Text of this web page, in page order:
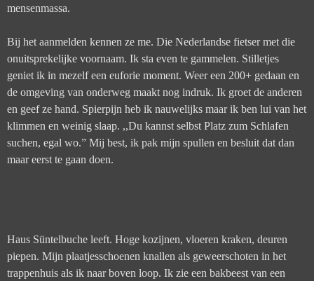
mensenmassa.
Bij het aanmelden kennen ze me. Die Nederlandse fietser met die
onuitsprekelijke voornaam. Ik sta even te gammelen. Stilletjes
geniet ik in mezelf een euforie moment. Weer een 200+ gedaan en
de omgeving van onderweg maakt nog indruk. Ik groet de anderen
en geef ze hand. Spierpijn heb ik nauwelijks maar ik ben lui van het
klimmen en weinig slaap. ,,Du kannst selbst Platz zum Schlafen
suchen, egal wo.” Mij best, ik pak mijn spullen en besluit dat dan
maar eerst te gaan doen.
Haus Süntelbuche leeft. Hoge kozijnen, vloeren kraken, deuren
piepen. Mijn plaatjesschoenen knallen als geweerschoten in het
trappenhuis als ik naar boven loop. Ik zie een bakbeest van een